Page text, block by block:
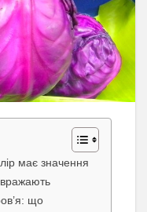
має значення
вражають
що